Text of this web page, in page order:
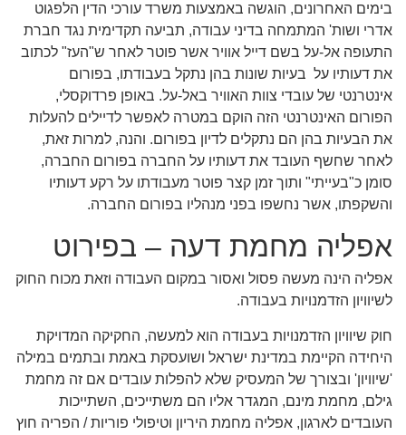
בימים האחרונים, הוגשה באמצעות משרד עורכי הדין הלפגוט
אדרי ושות' המתמחה בדיני עבודה, תביעה תקדימית נגד חברת
התעופה אל-על בשם דייל אוויר אשר פוטר לאחר ש"העז" לכתוב
את דעותיו על בעיות שונות בהן נתקל בעבודתו, בפורום
אינטרנטי של עובדי צוות האוויר באל-על. באופן פרדוקסלי,
הפורום האינטרנטי הזה הוקם במטרה לאפשר לדיילים להעלות
את הבעיות בהן הם נתקלים לדיון בפורום. והנה, למרות זאת,
לאחר שחשף העובד את דעותיו על החברה בפורום החברה,
סומן כ"בעייתי" ותוך זמן קצר פוטר מעבודתו על רקע דעותיו
והשקפתו, אשר נחשפו בפני מנהליו בפורום החברה.
אפליה מחמת דעה – בפירוט
אפליה הינה מעשה פסול ואסור במקום העבודה וזאת מכוח החוק
לשיוויון הזדמנויות בעבודה.
חוק שיוויון הזדמנויות בעבודה הוא למעשה, החקיקה המדויקת
היחידה הקיימת במדינת ישראל ושועסקת באמת ובתמים במילה
'שיוויון' ובצורך של המעסיק שלא להפלות עובדים אם זה מחמת
גילם, מחמת מינם, המגדר אליו הם משתייכים, השתייכות
העובדים לארגון, אפליה מחמת היריון וטיפולי פוריות / הפריה חוץ